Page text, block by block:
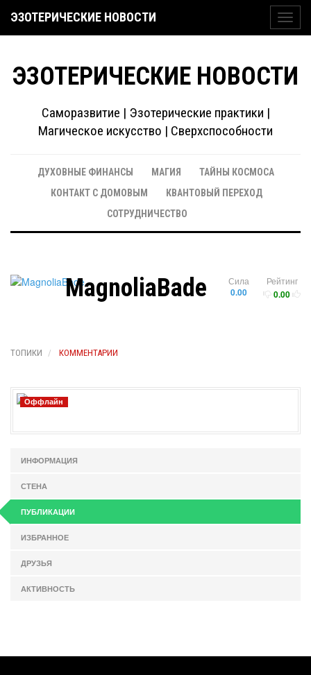
ЭЗОТЕРИЧЕСКИЕ НОВОСТИ
ЭЗОТЕРИЧЕСКИЕ НОВОСТИ
Саморазвитие | Эзотерические практики |
Магическое искусство | Сверхспособности
ДУХОВНЫЕ ФИНАНСЫ МАГИЯ
ТАЙНЫ КОСМОСА
КОНТАКТ С ДОМОВЫМ
КВАНТОВЫЙ ПЕРЕХОД
СОТРУДНИЧЕСТВО
Рейтинг
0.00
Сила
0.00
MagnoliaBade
ТОПИКИ КОММЕНТАРИИ
Оффлайн
ИНФОРМАЦИЯ
СТЕНА
ПУБЛИКАЦИИ
ИЗБРАННОЕ
ДРУЗЬЯ
АКТИВНОСТЬ